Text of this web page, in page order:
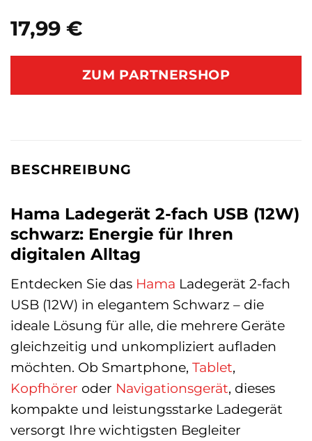
17,99 €
ZUM PARTNERSHOP
BESCHREIBUNG
Hama Ladegerät 2-fach USB (12W)
schwarz: Energie für Ihren
digitalen Alltag
Entdecken Sie das Hama Ladegerät 2-fach
USB (12W) in elegantem Schwarz – die
ideale Lösung für alle, die mehrere Geräte
gleichzeitig und unkompliziert aufladen
möchten. Ob Smartphone, Tablet,
Kopfhörer oder Navigationsgerät, dieses
kompakte und leistungsstarke Ladegerät
versorgt Ihre wichtigsten Begleiter